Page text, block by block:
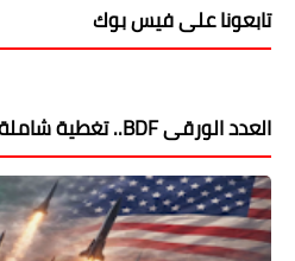
تابعونا على فيس بوك
العدد الورقى BDF.. تغطية شاملة